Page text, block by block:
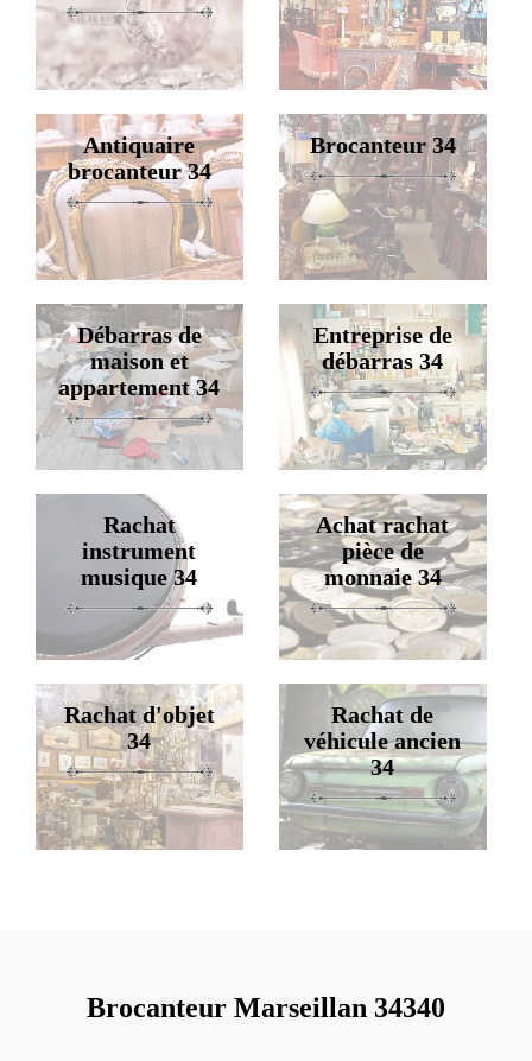
Antiquaire
brocanteur 34
Brocanteur 34
Débarras de
maison et
appartement 34
Entreprise de
débarras 34
Rachat
instrument
musique 34
Achat rachat
pièce de
monnaie 34
Rachat d'objet
34
Rachat de
véhicule ancien
34
Brocanteur Marseillan 34340